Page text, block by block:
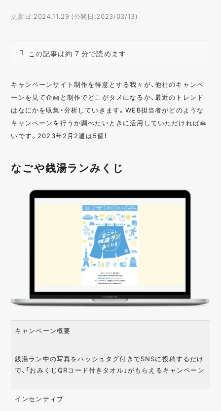
更新日:2024.11.29 (公開日:2023/03/13)
この記事は約 7 分で読めます
キャンペーンサイト制作を得意とする我々が、他社のキャンペ
ーンを見て企画と制作でどこがタメになるか、最近のトレンド
はなにかを収集・分析していきます。WEB担当者がどのような
キャンペーンを行うか調べたいときに活用していただければ幸
いです。2023年2月2週は5個！
なごや銭湯ランみくじ
キャンペーン概要
銭湯ラン中の写真をハッシュタグ付きでSNSに投稿するだけ
で、「おみくじQRコード付きタオル」がもらえるキャンペーン
インセンティブ